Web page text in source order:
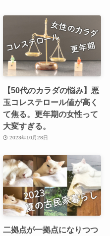
【50代のカラダの悩み】悪
玉コレステロール値が高く
て焦る。更年期の女性って
大変すぎる。
2023年10月28日
二拠点が一拠点になりつつ